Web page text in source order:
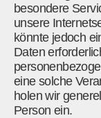
besondere
unsere
könnte jedoch
Daten
eine solche
holen wir
Person ein.